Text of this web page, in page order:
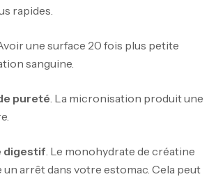
rapides.
Avoir une surface 20 fois plus petite
sanguine.
pureté . La micronisation produit une
digestif . Le monohydrate de créatine
arrêt dans votre estomac. Cela peut
Creatine CREAPURE – 306 Gr –
USA